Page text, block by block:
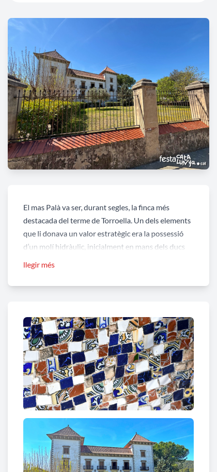
El mas Palà va ser, durant segles, la finca més
destacada del terme de Torroella. Un dels elements
que li donava un valor estratègic era la possessió
d’un molí hidràulic, inicialment en mans dels ducs
segle XIX, el 1878, hi residia la família Fígols, que hi
d’instal·lacions preindustrials.
Amb el temps, el mas va esdevenir el centre d’un
ampli patrimoni agrari, acumulant nombroses
masoveries i finques.El mas Palà també exercia
funcions d’hostal al llarg del camí ral que
connectava Manresa amb Cardona, fet que el
convertia en un punt de pas estratègic. Aquest
trànsit afavoria activitats complementàries, entre
les quals destacava el contraban de sal, una pràctica
documentada a la zona durant segles.
Des d’èpoques antigues, la masia havia comptat
llegir més